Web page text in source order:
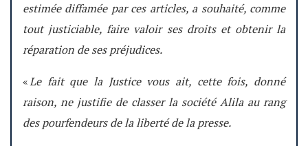
estimée diffamée par ces articles, a souhaité, comme
tout justiciable, faire valoir ses droits et obtenir la
réparation de ses préjudices.
«Le fait que la Justice vous ait, cette fois, donné
raison, ne justifie de classer la société Alila au rang
des pourfendeurs de la liberté de la presse.